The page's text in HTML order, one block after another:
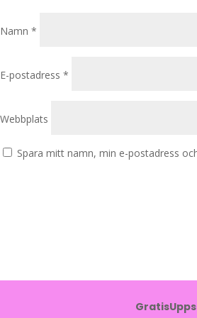
Namn *
E-postadress *
Webbplats
Spara mitt namn, min e-postadress